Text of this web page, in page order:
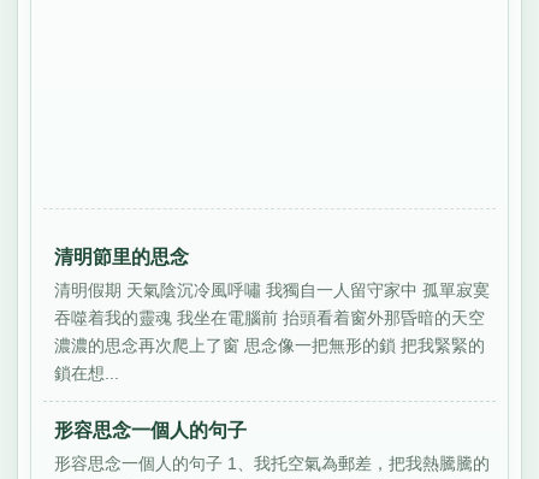
清明節里的思念
清明假期 天氣陰沉冷風呼嘯 我獨自一人留守家中 孤單寂寞
吞噬着我的靈魂 我坐在電腦前 抬頭看着窗外那昏暗的天空
濃濃的思念再次爬上了窗 思念像一把無形的鎖 把我緊緊的
鎖在想...
形容思念一個人的句子
形容思念一個人的句子 1、我托空氣為郵差，把我熱騰騰的